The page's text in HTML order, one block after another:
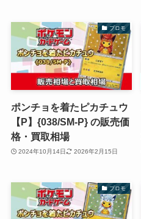
プロモ
ポンチョを着たピカチュウ
【P】{038/SM-P} の販売価
格・買取相場
2024年10月14日 2026年2月15日
プロモ